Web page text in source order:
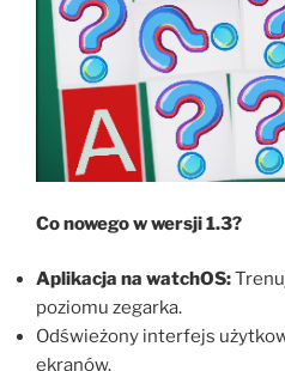
Co nowego w wersji 1.3?
Aplikacja na watchOS:
poziomu zegarka.
Odświeżony interfejs
ekranów.